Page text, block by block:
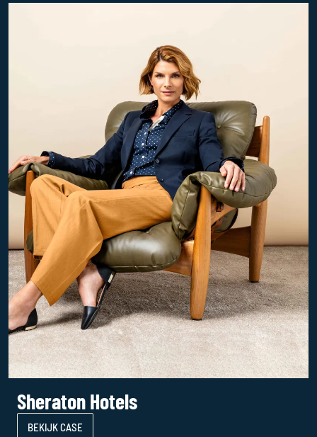
Sheraton Hotels
BEKIJK CASE